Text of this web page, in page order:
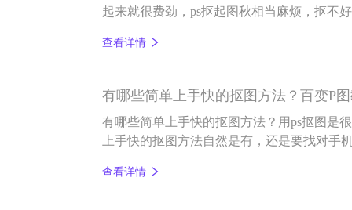
起来就很费劲，ps抠起图秋相当麻烦，抠不
图软件，一键可以抠图，如果是抠完图换背
查看详情
有哪些简单上手快的抠图方法？百变P
有哪些简单上手快的抠图方法？用ps抠图是
上手快的抠图方法自然是有，还是要找对手
款图片编辑和AI智能抠图编辑软件，还具有
查看详情